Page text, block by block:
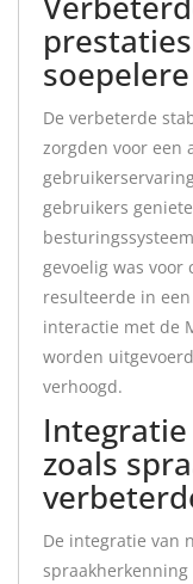
De verbeterde
zorgden voor een
gebruikers
gevoelig was voor
resulteerde in
interactie met de
worden
verhoogd.
zoals
De integratie van